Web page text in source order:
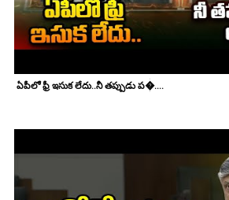
ఏపీలో ఫ్రీ ఇసుక లేదు..నీ తప్పుడు ప�....